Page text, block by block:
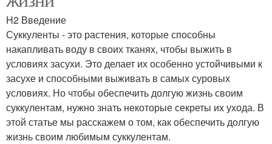
H2 Введение
Суккуленты - это растения, которые способны
накапливать воду в своих тканях, чтобы выжить в
условиях засухи. Это делает их особенно устойчивыми к
засухе и способными выживать в самых суровых
условиях. Но чтобы обеспечить долгую жизнь своим
суккулентам, нужно знать некоторые секреты их ухода. В
этой статье мы расскажем о том, как обеспечить долгую
жизнь своим любимым суккулентам.